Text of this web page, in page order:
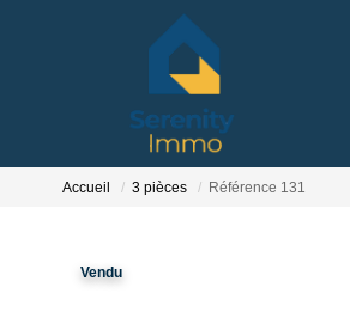
Accueil 3 pièces Référence 131
Vendu